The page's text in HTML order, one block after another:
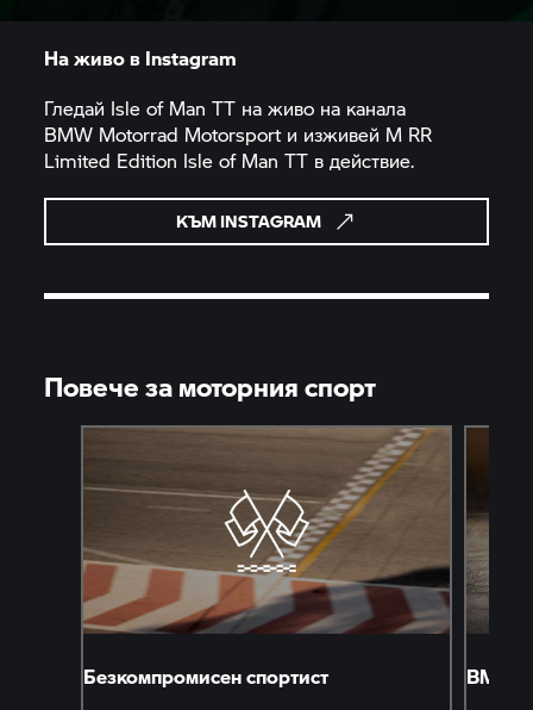
На живо в Instagram
Гледай Isle of Man TT на живо на канала
BMW Motorrad Motorsport и изживей M RR
Limited Edition Isle of Man TT в действие.
КЪМ INSTAGRAM
Повече за моторния спорт
Безкомпромисен спортист
BMW